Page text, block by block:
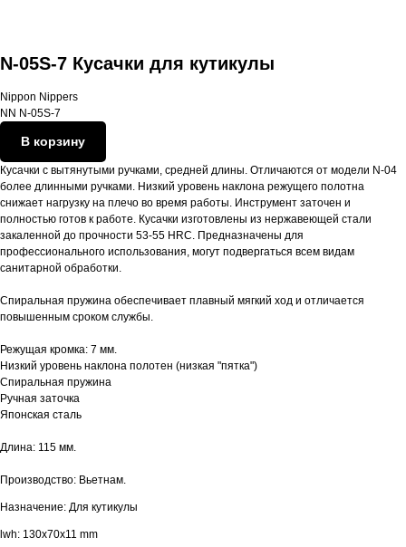
N-05S-7 Кусачки для кутикулы
Nippon Nippers
NN N-05S-7
В корзину
Кусачки с вытянутыми ручками, средней длины. Отличаются от модели N-04
более длинными ручками. Низкий уровень наклона режущего полотна
снижает нагрузку на плечо во время работы. Инструмент заточен и
полностью готов к работе. Кусачки изготовлены из нержавеющей стали
закаленной до прочности 53-55 HRC. Предназначены для
профессионального использования, могут подвергаться всем видам
санитарной обработки.
Спиральная пружина обеспечивает плавный мягкий ход и отличается
повышенным сроком службы.
Режущая кромка: 7 мм.
Низкий уровень наклона полотен (низкая "пятка")
Спиральная пружина
Ручная заточка
Японская сталь
Длина: 115 мм.
Производство: Вьетнам.
Назначение: Для кутикулы
lwh: 130x70x11 mm